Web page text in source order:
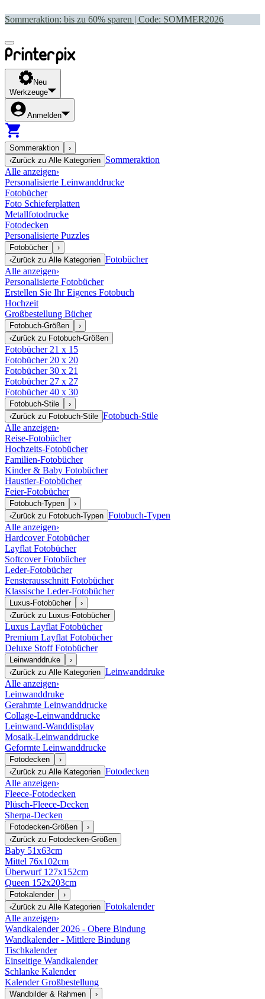
Sommeraktion: bis zu 60% sparen | Code: SOMMER2026
Neu
Werkzeuge
Anmelden
Sommeraktion
›
‹Zurück zu Alle Kategorien Sommeraktion
Alle anzeigen›
Personalisierte Leinwanddrucke
Fotobücher
Foto Schieferplatten
Metallfotodrucke
Fotodecken
Personalisierte Puzzles
Fotobücher
›
‹Zurück zu Alle Kategorien Fotobücher
Alle anzeigen›
Personalisierte Fotobücher
Erstellen Sie Ihr Eigenes Fotobuch
Hochzeit
Großbestellung Bücher
Fotobuch-Größen
›
‹Zurück zu Fotobuch-Größen
Fotobücher 21 x 15
Fotobücher 20 x 20
Fotobücher 30 x 21
Fotobücher 27 x 27
Fotobücher 40 x 30
Fotobuch-Stile
›
‹Zurück zu Fotobuch-Stile Fotobuch-Stile
Alle anzeigen›
Reise-Fotobücher
Hochzeits-Fotobücher
Familien-Fotobücher
Kinder & Baby Fotobücher
Haustier-Fotobücher
Feier-Fotobücher
Fotobuch-Typen
›
‹Zurück zu Fotobuch-Typen Fotobuch-Typen
Alle anzeigen›
Hardcover Fotobücher
Layflat Fotobücher
Softcover Fotobücher
Leder-Fotobücher
Fensterausschnitt Fotobücher
Klassische Leder-Fotobücher
Luxus-Fotobücher
›
‹Zurück zu Luxus-Fotobücher
Luxus Layflat Fotobücher
Premium Layflat Fotobücher
Deluxe Stoff Fotobücher
Leinwanddruke
›
‹Zurück zu Alle Kategorien Leinwanddruke
Alle anzeigen›
Leinwanddruke
Gerahmte Leinwanddrucke
Collage-Leinwanddrucke
Leinwand-Wanddisplay
Mosaik-Leinwanddrucke
Geformte Leinwanddrucke
Fotodecken
›
‹Zurück zu Alle Kategorien Fotodecken
Alle anzeigen›
Fleece-Fotodecken
Plüsch-Fleece-Decken
Sherpa-Decken
Fotodecken-Größen
›
‹Zurück zu Fotodecken-Größen
Baby 51x63cm
Mittel 76x102cm
Überwurf 127x152cm
Queen 152x203cm
Fotokalender
›
‹Zurück zu Alle Kategorien Fotokalender
Alle anzeigen›
Wandkalender 2026 - Obere Bindung
Wandkalender - Mittlere Bindung
Tischkalender
Einseitige Wandkalender
Schlanke Kalender
Kalender Großbestellung
Wandbilder & Rahmen
›